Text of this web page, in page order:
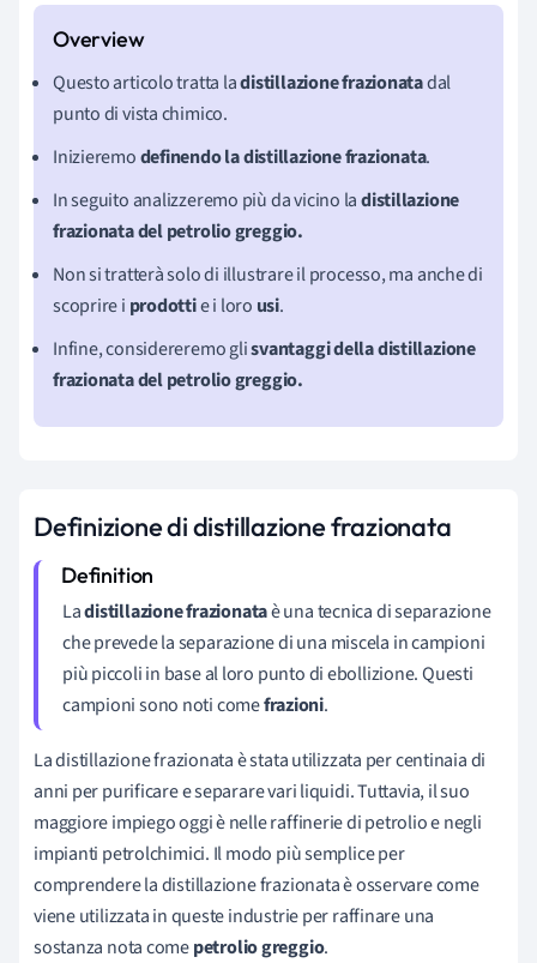
Questo articolo tratta ladistillazione frazionatadal
punto di vista chimico.
Inizieremodefinendo la distillazione frazionata.
In seguito analizzeremo più da vicino ladistillazione
frazionata del petrolio greggio.
Non si tratterà solo di illustrare il processo, ma anche di
scoprire i prodottie i loro usi.
Infine, considereremo glisvantaggi della distillazione
frazionata del petrolio greggio.
Definizione di distillazione frazionata
Ladistillazione frazionataè una tecnica di separazione
che prevede la separazione di una miscela in campioni
più piccoli in base al loro punto di ebollizione. Questi
campioni sono noti comefrazioni.
La distillazione frazionata è stata utilizzata per centinaia di
anni per purificare e separare vari liquidi. Tuttavia, il suo
maggiore impiego oggi è nelle raffinerie di petrolio e negli
impianti petrolchimici. Il modo più semplice per
comprendere la distillazione frazionata è osservare come
viene utilizzata in queste industrie per raffinare una
sostanza nota comepetrolio greggio.